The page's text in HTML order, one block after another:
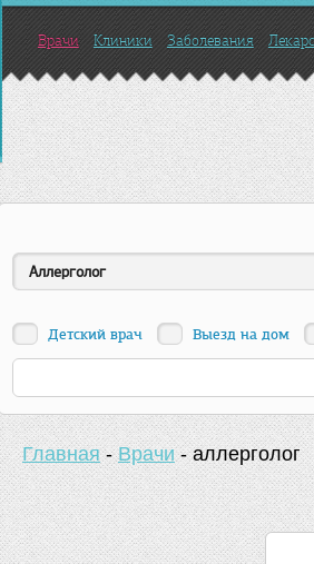
Врачи Клиники Заболевания
Аллерголог
Детский врач Выезд на дом
Главная-Врачи-аллерголог